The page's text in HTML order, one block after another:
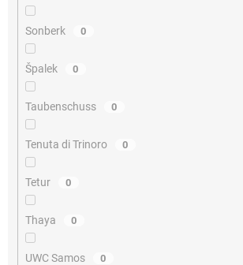
Sonberk 0
Špalek 0
Taubenschuss 0
Tenuta di Trinoro 0
Tetur 0
Thaya 0
UWC Samos 0